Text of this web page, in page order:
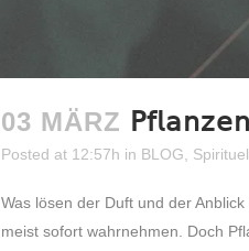
03 MÄRZ
Posted at 12:57h in BLOG,
⁣Was lösen der Duft und der
meist sofort wahrnehmen. Doch